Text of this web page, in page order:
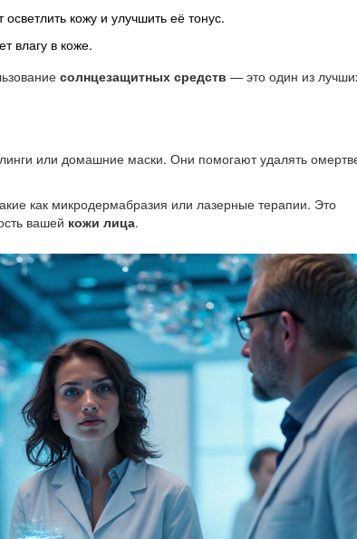
кожу и улучшить её тонус.
влагу в коже.
солнцезащитных средств — это один из
или домашние маски. Они помогают удалять
как микродермабразия или лазерные терапии. Это
вашей кожи лица.